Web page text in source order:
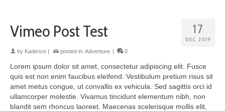
17
DEC 2019
Vimeo Post Test
by Kadence | posted in: Adventure | 0
Lorem ipsum dolor sit amet, consectetur adipiscing elit. Fusce
quis est non enim faucibus eleifend. Vestibulum pretium risus sit
amet metus congue, ut convallis ex vehicula. Sed sagittis orci id
ullamcorper molestie. Vivamus tincidunt elementum nibh, non
blandit sem rhoncus laoreet. Maecenas scelerisque mollis elit,